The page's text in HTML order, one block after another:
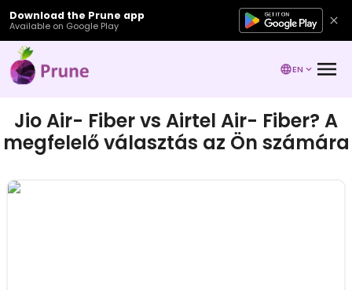
Download the Prune app
Available on Google Play
EN
Jio Air- Fiber vs Airtel Air- Fiber? A
megfelelő választás az Ön számára